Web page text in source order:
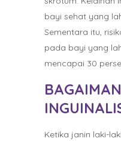
bayi sehat yang
Sementara itu,
pada bayi yang
mencapai 30
Ketika janin laki-